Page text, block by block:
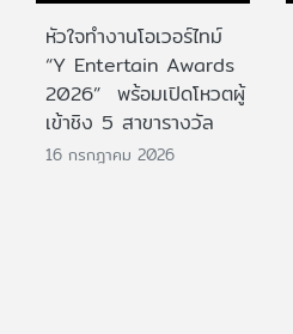
หัวใจทำงานโอเวอร์ไทม์
“Y Entertain Awards
2026” พร้อมเปิดโหวตผู้
เข้าชิง 5 สาขารางวัล
16 กรกฎาคม 2026